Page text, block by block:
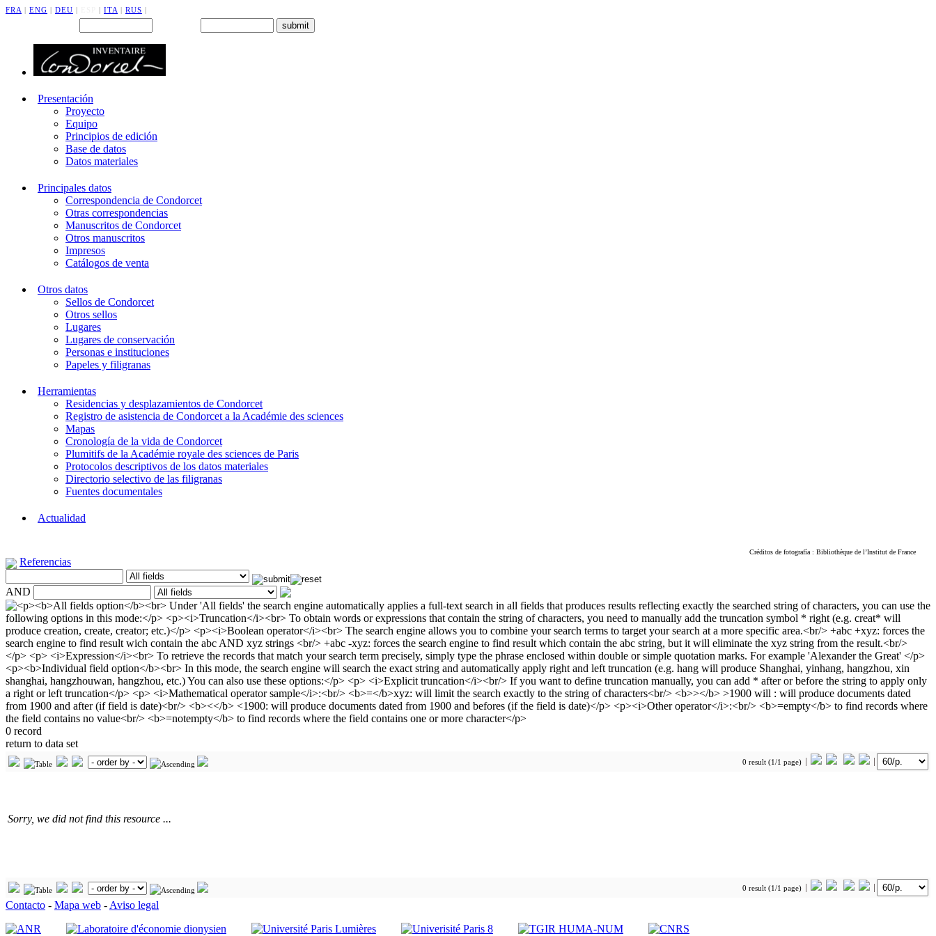
FRA | ENG | DEU | | ITA | RUS |
Presentación
Proyecto
Equipo
Principios de edición
Base de datos
Datos materiales
Principales datos
Correspondencia de Condorcet
Otras correspondencias
Manuscritos de Condorcet
Otros manuscritos
Impresos
Catálogos de venta
Otros datos
Sellos de Condorcet
Otros sellos
Lugares
Lugares de conservación
Personas e instituciones
Papeles y filigranas
Herramientas
Residencias y desplazamientos de Condorcet
Registro de asistencia de Condorcet a la Académie des sciences
Mapas
Cronología de la vida de Condorcet
Plumitifs de la Académie royale des sciences de Paris
Protocolos descriptivos de los datos materiales
Directorio selectivo de las filigranas
Fuentes documentales
Actualidad
Créditos de fotografía : Bibliothèque de l’Institut de France
Referencias
AND
0 record
return to data set
0 result (1/1 page)
Sorry, we did not find this resource ...
0 result (1/1 page)
Contacto - Mapa web - Aviso legal